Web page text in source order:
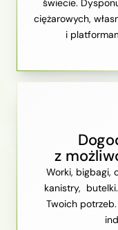
świecie.
ciężarowych,
i
z
Worki, bigbagi,
kanistry,
Twoich